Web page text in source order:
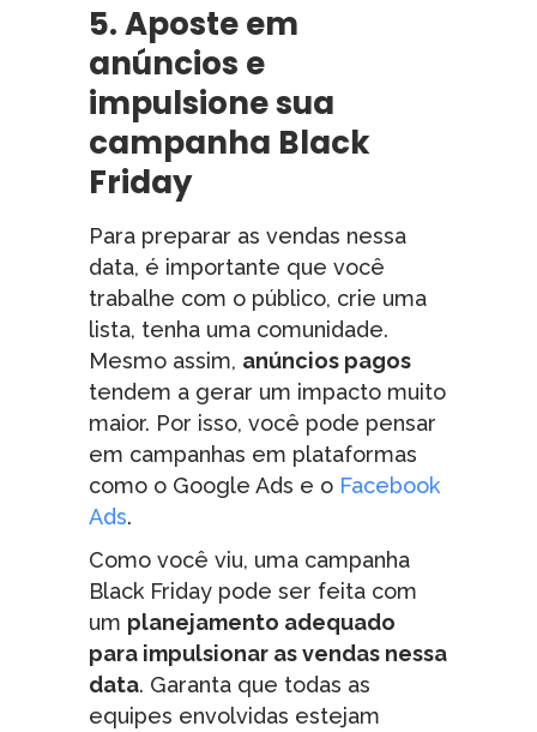
5. Aposte em
anúncios e
impulsione sua
campanha Black
Friday
Para preparar as vendas nessa
data, é importante que você
trabalhe com o público, crie uma
lista, tenha uma comunidade.
Mesmo assim, anúncios pagos
tendem a gerar um impacto muito
maior. Por isso, você pode pensar
em campanhas em plataformas
como o Google Ads e o Facebook
Ads.
Como você viu, uma campanha
Black Friday pode ser feita com
um planejamento adequado
para impulsionar as vendas nessa
data. Garanta que todas as
equipes envolvidas estejam